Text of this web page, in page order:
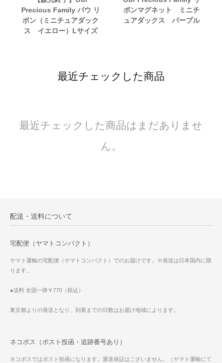
Precious Family パウ リ
ボン（ミニチュアダック
ス イエロー）Lサイズ
ボンマグネット ミニチ
ュアダックス パープル
最近チェックした商品
最近チェックした商品はまだありませ
ん。
配送・送料について
宅配便（ヤマトコンパクト）
ヤマト運輸の宅配便（ヤマトコンパクト）でのお届けです。※発送は日本国内に限
ります。
●送料 全国一律￥770（税込）
東京都よりの発送となり、到着までの日数はお届け地域によります。
ネコポス（ポスト投函・追跡番号あり）
ネコポスではポスト投函になります。運送保証はございません。（ヤマト運輸にて